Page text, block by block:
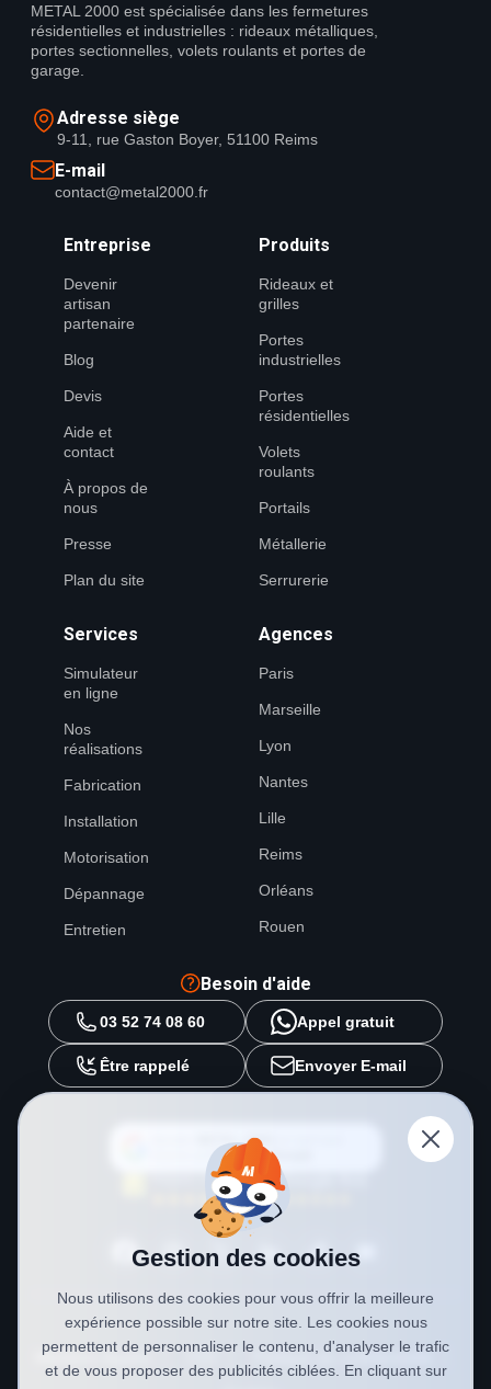
METAL 2000 est spécialisée dans les fermetures
résidentielles et industrielles : rideaux métalliques,
portes sectionnelles, volets roulants et portes de
garage.
Adresse siège
9-11, rue Gaston Boyer, 51100 Reims
E-mail
contact@metal2000.fr
Entreprise
Devenir
artisan
partenaire
Blog
Devis
Aide et
contact
À propos de
nous
Presse
Plan du site
Produits
Rideaux et
grilles
Portes
industrielles
Portes
résidentielles
Volets
roulants
Portails
Métallerie
Serrurerie
Services
Simulateur
en ligne
Nos
réalisations
Fabrication
Installation
Motorisation
Dépannage
Entretien
Agences
Paris
Marseille
Lyon
Nantes
Lille
Reims
Orléans
Rouen
Besoin d'aide
03 52 74 08 60 Appel gratuit
Être rappelé Envoyer E-mail
METAL 2000
source préférée surGoogle
Mentions légales CGV Politique de confidentialité
Gestion des cookies
Nous utilisons des cookies pour vous offrir la meilleure
expérience possible sur notre site. Les cookies nous
permettent de personnaliser le contenu, d'analyser le trafic
et de vous proposer des publicités ciblées. En cliquant sur